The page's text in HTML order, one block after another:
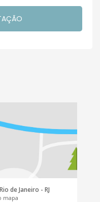
de Janeiro - RJ
mapa